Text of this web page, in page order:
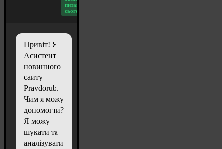
питань
сьогодні: 20
Привіт! Я
Асистент
новинного
сайту
Pravdorub.
Чим я можу
допомогти?
Я можу
шукати та
аналізувати